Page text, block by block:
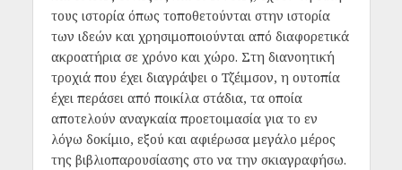
τους ιστορία όπως τοποθετούνται στην ιστορία
των ιδεών και χρησιμοποιούνται από διαφορετικά
ακροατήρια σε χρόνο και χώρο. Στη διανοητική
τροχιά που έχει διαγράψει ο Τζέιμσον, η ουτοπία
έχει περάσει από ποικίλα στάδια, τα οποία
αποτελούν αναγκαία προετοιμασία για το εν
λόγω δοκίμιο, εξού και αφιέρωσα μεγάλο μέρος
της βιβλιοπαρουσίασης στο να την σκιαγραφήσω.